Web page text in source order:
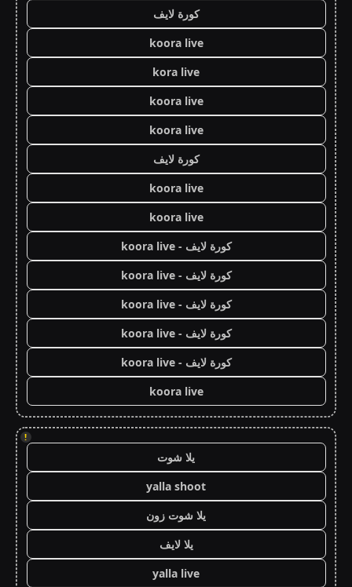
كورة لايف
koora live
kora live
koora live
koora live
كورة لايف
koora live
koora live
كورة لايف - koora live
كورة لايف - koora live
كورة لايف - koora live
كورة لايف - koora live
كورة لايف - koora live
koora live
!
يلا شوت
yalla shoot
يلا شوت زون
يلا لايف
yalla live